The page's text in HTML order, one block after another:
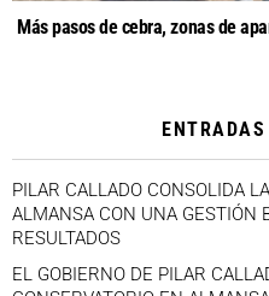
Más pasos de cebra, zonas de
PILAR CALLADO CONSOLIDA
ALMANSA CON UNA GESTIÓN
RESULTADOS
EL GOBIERNO DE PILAR